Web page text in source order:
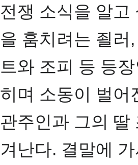
전쟁 소식을 알고
을 훔치려는 죌러
트와 조피 등 등
히며 소동이 벌어
관주인과 그의 딸
겨난다. 결말에